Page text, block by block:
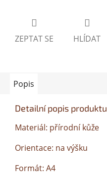
ZEPTAT SE HLÍDAT
Popis
Detailní popis produktu
Materiál: přírodní kůže
Orientace: na výšku
Formát: A4